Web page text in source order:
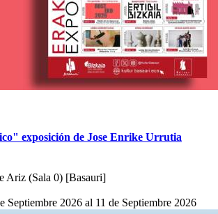
exposición de Jose Enrike Urrutia
Ariz (Sala 0) [Basauri]
Septiembre 2026 al 11 de Septiembre 2026